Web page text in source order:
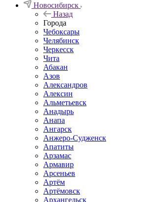
Новосибирск
Назад
Города
Чебоксары
Челябинск
Черкесск
Чита
Абакан
Азов
Александров
Алексин
Альметьевск
Анадырь
Анапа
Ангарск
Анжеро-Судженск
Апатиты
Арзамас
Армавир
Арсеньев
Артём
Артёмовск
Архангельск